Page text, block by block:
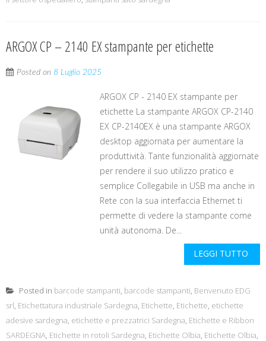
ARGOX CP – 2140 EX stampante per etichette
Posted on 8 Luglio 2025
ARGOX CP - 2140 EX stampante per
etichette La stampante ARGOX CP-2140
EX CP-2140EX è una stampante ARGOX
desktop aggiornata per aumentare la
produttività. Tante funzionalità aggiornate
per rendere il suo utilizzo pratico e
semplice Collegabile in USB ma anche in
Rete con la sua interfaccia Ethernet ti
permette di vedere la stampante come
unità autonoma. De...
LEGGI TUTTO
Posted in barcode stampanti, barcode stampanti, Benvenuto EDG
srl, Etichettatura industriale Sardegna, Etichette, Etichette, etichette
adesive sardegna, etichette e prezzatrici Sardegna, Etichette e Ribbon
SARDEGNA, Etichette in rotoli Sardegna, Etichette Olbia, Etichette Olbia,